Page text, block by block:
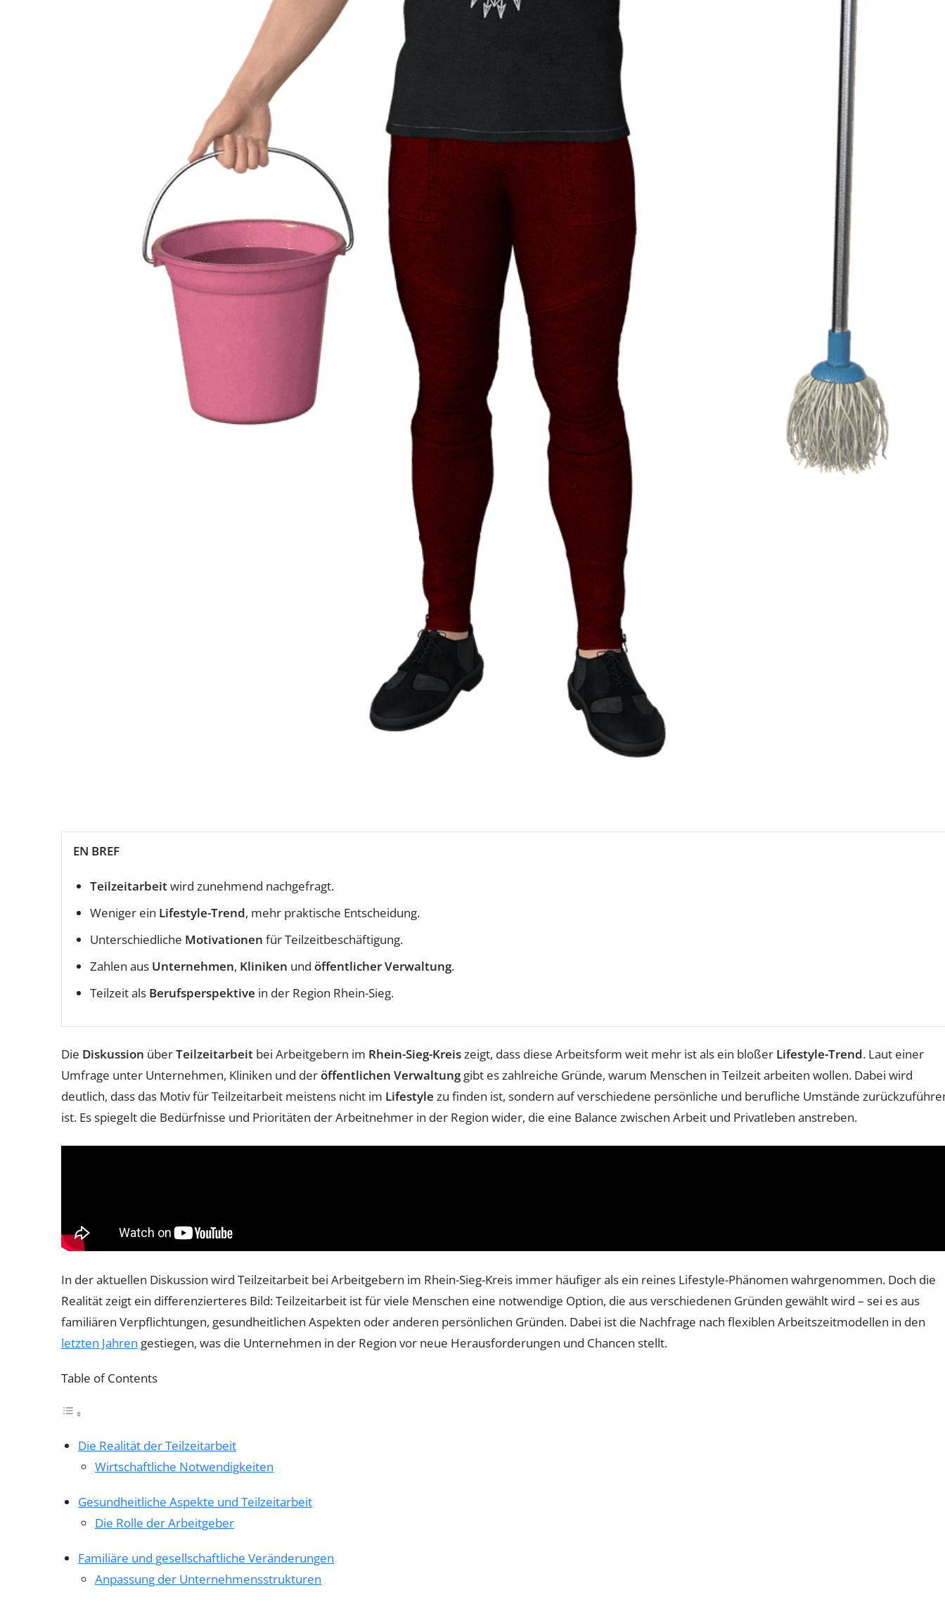
EN BREF
Teilzeitarbeitwird zunehmend nachgefragt.
Weniger ein Lifestyle-Trend, mehr praktische Entscheidung.
Unterschiedliche Motivationen für Teilzeitbeschäftigung.
Zahlen aus Unternehmen, Kliniken und öffentlicher Verwaltung.
Teilzeit als Berufsperspektive in der Region Rhein-Sieg.
Die Diskussion überTeilzeitarbeit bei Arbeitgebern im Rhein-Sieg-Kreiszeigt, dass diese Arbeitsform weit mehr ist als ein bloßer Lifestyle-Trend. Laut einer
Umfrage unter Unternehmen, Kliniken und deröffentlichen Verwaltunggibt es zahlreiche Gründe, warum Menschen in Teilzeit arbeiten wollen. Dabei wird
deutlich, dass das Motiv für Teilzeitarbeit meistens nicht im Lifestyle zu finden ist, sondern auf verschiedene persönliche und berufliche Umstände
ist. Es spiegelt die Bedürfnisse und Prioritäten der Arbeitnehmer in der Region wider, die eine Balance zwischen Arbeit und Privatleben anstreben.
In der aktuellen Diskussion wird Teilzeitarbeit bei Arbeitgebern im Rhein-Sieg-Kreis immer häufiger als ein reines Lifestyle-Phänomen wahrgenommen. Doch die
Realität zeigt ein differenzierteres Bild: Teilzeitarbeit ist für viele Menschen eine notwendige Option, die aus verschiedenen Gründen gewählt wird – sei es aus
familiären Verpflichtungen, gesundheitlichen Aspekten oder anderen persönlichen Gründen. Dabei ist die Nachfrage nach flexiblen Arbeitszeitmodellen in den
letzten Jahren gestiegen, was die Unternehmen in der Region vor neue Herausforderungen und Chancen stellt.
Table of Contents
Die Realität der Teilzeitarbeit
Wirtschaftliche Notwendigkeiten
Gesundheitliche Aspekte und Teilzeitarbeit
Die Rolle der Arbeitgeber
Familiäre und gesellschaftliche Veränderungen
Anpassung der Unternehmensstrukturen